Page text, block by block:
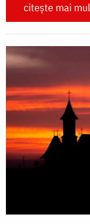
citește mai